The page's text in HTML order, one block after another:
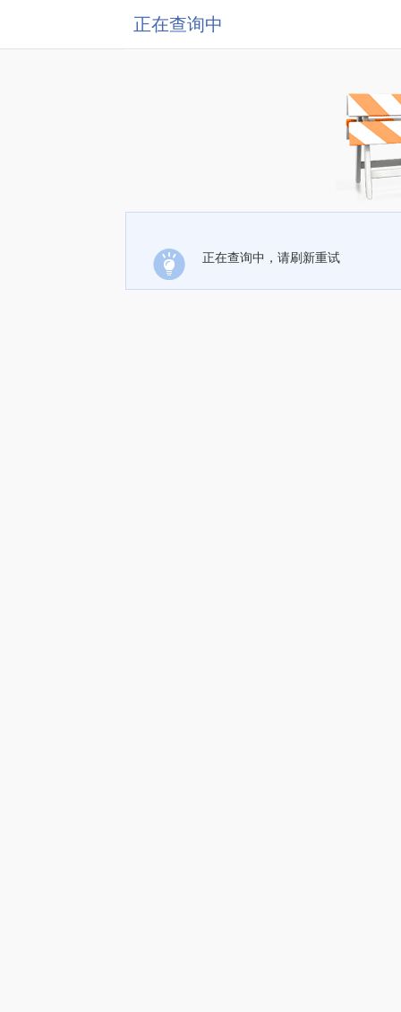
正在查询中
正在查询中，请刷新重试